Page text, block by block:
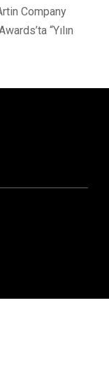
Company
“Yılın